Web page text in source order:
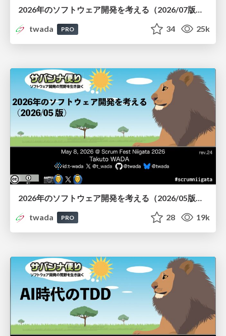
2026年のソフトウェア開発を考える（2026/07版） / Agentic Software Engineering 2026-07 Findy Edition
twada
PRO 34 25k
twada
PRO 28 19k